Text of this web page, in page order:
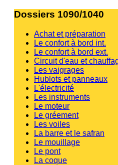
Dossiers 1090/1040
Achat et préparation
Le confort à bord int.
Le confort à bord ext.
Circuit d'eau et
Les vaigrages
Hublots et panneaux
L'électricité
Les instruments
Le moteur
Le gréement
Les voiles
La barre et le safran
Le mouillage
Le pont
La coque